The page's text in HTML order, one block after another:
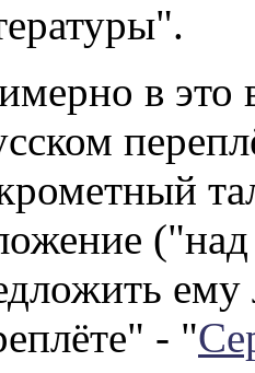
в это
("над
ему
- "